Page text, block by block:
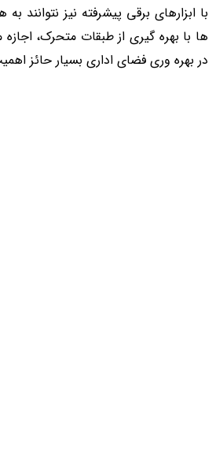
با ابزارهای برقی پیشرفته نیز
ها با بهره گیری از طبقات متحرک،
در بهره وری فضای اداری بسیار حائز